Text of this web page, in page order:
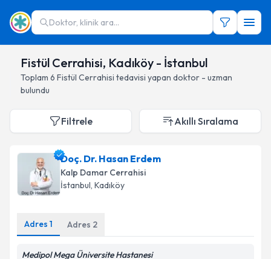
Doktor, klinik ara...
Fistül Cerrahisi, Kadıköy - İstanbul
Toplam 6 Fistül Cerrahisi tedavisi yapan doktor - uzman
bulundu
Filtrele Akıllı Sıralama
Doç. Dr. Hasan Erdem
Kalp Damar Cerrahisi
İstanbul, Kadıköy
Adres 1 Adres 2
Medipol Mega Üniversite Hastanesi